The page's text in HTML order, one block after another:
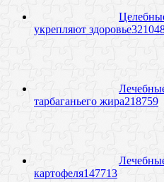
укрепляют здоровье32
тарбаганьего жира218759
картофеля147713